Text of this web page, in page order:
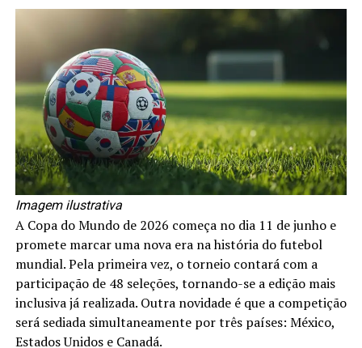
Imagem ilustrativa
A Copa do Mundo de 2026 começa no dia 11 de junho e
promete marcar uma nova era na história do futebol
mundial. Pela primeira vez, o torneio contará com a
participação de 48 seleções, tornando-se a edição mais
inclusiva já realizada. Outra novidade é que a competição
será sediada simultaneamente por três países: México,
Estados Unidos e Canadá.